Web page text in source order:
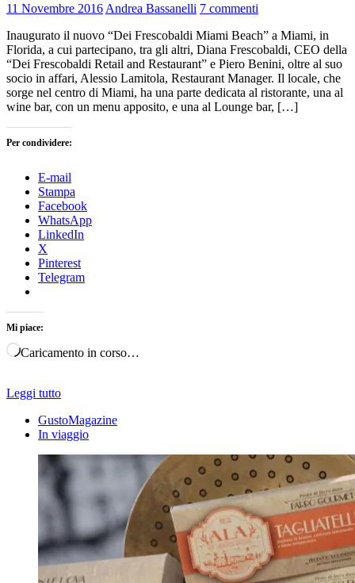
11 Novembre 2016 Andrea Bassanelli 7 commenti
Inaugurato il nuovo “Dei Frescobaldi Miami Beach” a Miami, in
Florida, a cui partecipano, tra gli altri, Diana Frescobaldi, CEO della
“Dei Frescobaldi Retail and Restaurant” e Piero Benini, oltre al suo
socio in affari, Alessio Lamitola, Restaurant Manager. Il locale, che
sorge nel centro di Miami, ha una parte dedicata al ristorante, una al
wine bar, con un menu apposito, e una al Lounge bar, […]
Per condividere:
E-mail
Stampa
Facebook
WhatsApp
LinkedIn
X
Pinterest
Telegram
Mi piace:
Caricamento in corso…
Leggi tutto
GustoMagazine
In viaggio